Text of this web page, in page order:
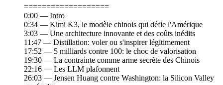
===================
0:00 — Intro
0:34 — Kimi K3, le modèle chinois qui défie l'Amérique
3:03 — Une architecture innovante et des coûts inédits
11:47 — Distillation: voler ou s'inspirer légitimement
17:52 — 5 milliards contre 100: le choc de valorisation
19:30 — La contrainte comme arme secrète des Chinois
22:16 — Les LLM plafonnent
26:03 — Jensen Huang contre Washington: la Silicon Valley